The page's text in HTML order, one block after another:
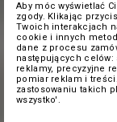
Aby móc wyświetlać
zgody. Klikając
Twoich interakcjach
cookie i innych
dane z procesu
następujących
reklamy, precyzyjne
pomiar reklam i
zastosowaniu takich
wszystko'.